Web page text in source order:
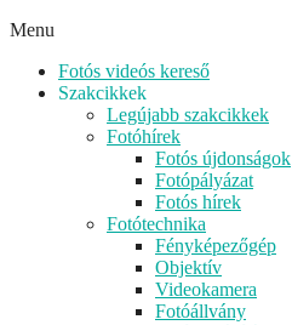
Menu
Fotós videós kereső
Szakcikkek
Legújabb szakcikkek
Fotóhírek
Fotós újdonságok
Fotópályázat
Fotós hírek
Fotótechnika
Fényképezőgép
Objektív
Videokamera
Fotóállvány